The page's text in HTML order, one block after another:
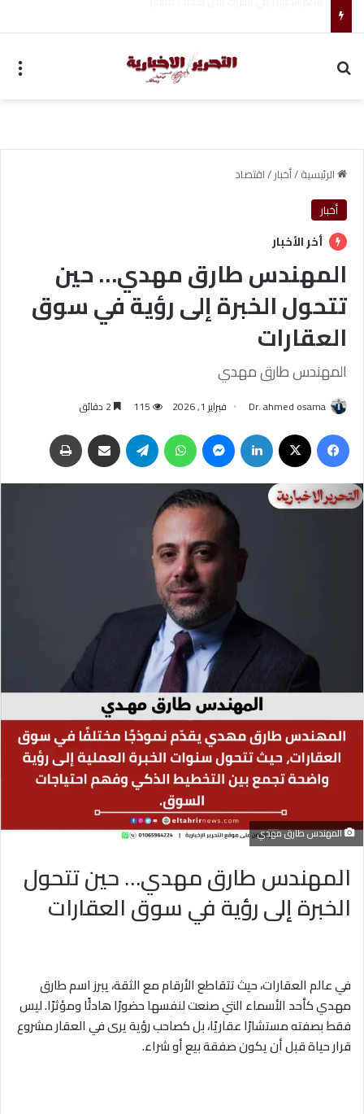
الرئيسية/أخبار/اقتصاد
أخبار
أخر الأخبار
المهندس طارق مهدي… حين
تتحول الخبرة إلى رؤية في سوق
العقارات
المهندس طارق مهدي
Dr. ahmed osama فبراير 1, 2026 115
المهندس طارق مهدي
المهندس طارق مهدي… حين تتحول
الخبرة إلى رؤية في سوق العقارات
في عالم العقارات، حيث تتقاطع الأرقام مع الثقة، يبرز اسم طارق
مهدي كأحد الأسماء التي صنعت لنفسها حضورًا هادئًا ومؤثرًا. ليس
فقط بصفته مستشارًا عقاريًا، بل كصاحب رؤية يرى في العقار مشروع
قرار حياة قبل أن يكون صفقة بيع أو شراء.